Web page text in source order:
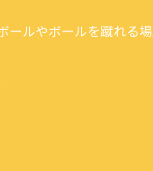
ールやボールを蹴れる